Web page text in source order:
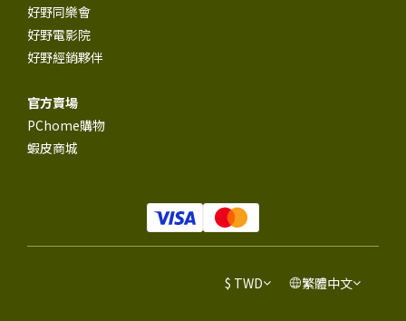
好野同樂會
好野電影院
好野經銷夥伴
官方賣場
PChome購物
蝦皮商城
$ TWD 繁體中文